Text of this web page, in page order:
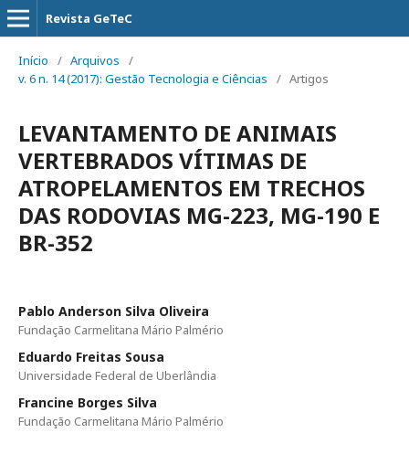
Revista GeTeC
Início / Arquivos
/
v. 6 n. 14 (2017): Gestão Tecnologia e Ciências
/ Artigos
LEVANTAMENTO DE ANIMAIS
VERTEBRADOS VÍTIMAS DE
ATROPELAMENTOS EM TRECHOS
DAS RODOVIAS MG-223, MG-190 E
BR-352
Pablo Anderson Silva Oliveira
Fundação Carmelitana Mário Palmério
Eduardo Freitas Sousa
Universidade Federal de Uberlândia
Francine Borges Silva
Fundação Carmelitana Mário Palmério